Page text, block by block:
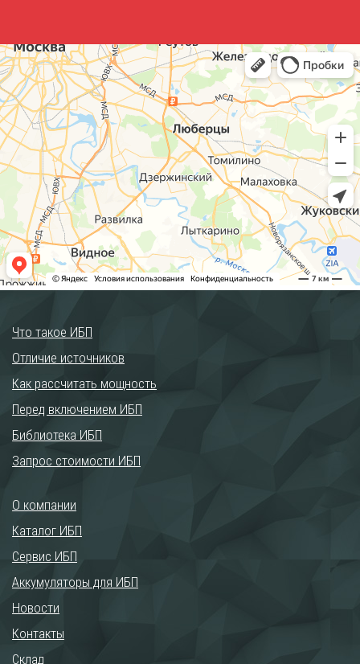
Что такое ИБП
Отличие источников
Как рассчитать мощность
Перед включением ИБП
Библиотека ИБП
Запрос стоимости ИБП
О компании
Каталог ИБП
Сервис ИБП
Аккумуляторы для ИБП
Новости
Контакты
Склад